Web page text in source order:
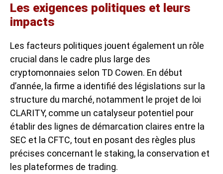
Les exigences politiques et leurs
impacts
Les facteurs politiques jouent également un rôle
crucial dans le cadre plus large des
cryptomonnaies selon TD Cowen. En début
d’année, la firme a identifié des législations sur la
structure du marché, notamment le projet de loi
CLARITY, comme un catalyseur potentiel pour
établir des lignes de démarcation claires entre la
SEC et la CFTC, tout en posant des règles plus
précises concernant le staking, la conservation et
les plateformes de trading.